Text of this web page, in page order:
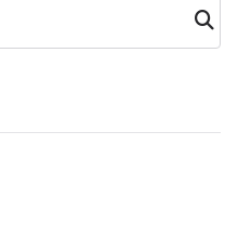
Szuka
j